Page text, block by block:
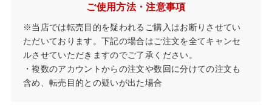
スト、アレルギーテスト済み（ただしすべての方に肌トラブルが起きないわけで
はありません）
・肌にやさしいつけ心地
ミネラル100%にこだわった、つけたまま眠れるほど肌にやさし
いファンデーション。
ご使用方法・注意事項
※当店では転売目的を疑われるご購入はお断りさせてい
ただいております。下記の場合はご注文を全てキャンセ
ルさせていただきますのでご了承ください。
・複数のアカウントからの注文や数回に分けての注文も
含め、転売目的との疑いが出た場合